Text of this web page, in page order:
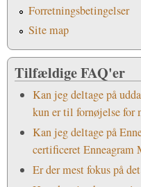
Forretningsbetingelser
Site map
Tilfældige FAQ'er
Kan jeg deltage på
kun er til fornøjelse for
Kan jeg deltage på
certificeret Enneagram
Er der mest fokus på